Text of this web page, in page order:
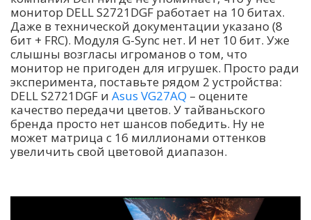
монитор DELL S2721DGF работает на 10 битах.
Даже в технической документации указано (8
бит + FRC). Модуля G-Sync нет. И нет 10 бит. Уже
слышны возгласы игроманов о том, что
монитор не пригоден для игрушек. Просто ради
эксперимента, поставьте рядом 2 устройства:
DELL S2721DGF и Asus VG27AQ – оцените
качество передачи цветов. У тайваньского
бренда просто нет шансов победить. Ну не
может матрица с 16 миллионами оттенков
увеличить свой цветовой диапазон.